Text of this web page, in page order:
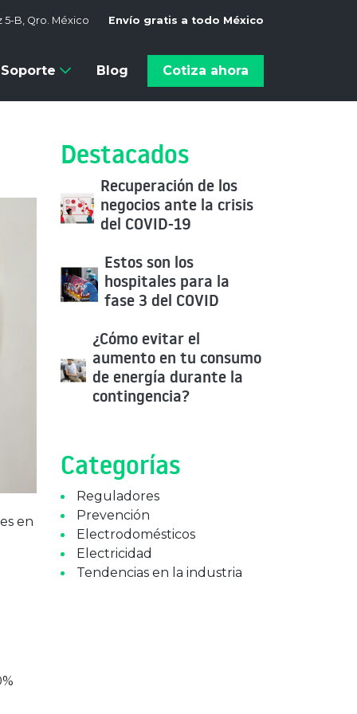
5-B, Qro. México Envío gratis a todo México
Soporte Blog Cotiza ahora
en
Destacados
Recuperación de los
negocios ante la crisis
del COVID-19
Estos son los
hospitales para la
fase 3 del COVID
¿Cómo evitar el
aumento en tu consumo
de energía durante la
contingencia?
Categorías
Reguladores
Prevención
Electrodomésticos
Electricidad
Tendencias en la industria